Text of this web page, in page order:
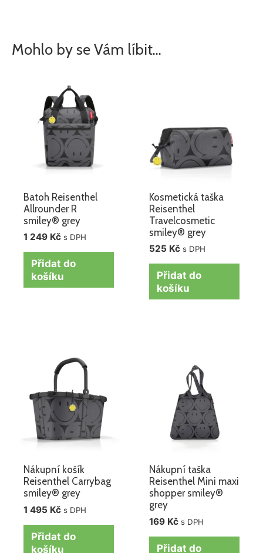
Mohlo by se Vám líbit…
Batoh Reisenthel
Allrounder R
smiley® grey
1 249 Kč s DPH
Přidat do
košíku
Kosmetická taška
Reisenthel
Travelcosmetic
smiley® grey
525 Kč s DPH
Přidat do
košíku
Nákupní košík
Reisenthel Carrybag
smiley® grey
1 495 Kč s DPH
Přidat do
košíku
Nákupní taška
Reisenthel Mini maxi
shopper smiley®
grey
169 Kč s DPH
Přidat do